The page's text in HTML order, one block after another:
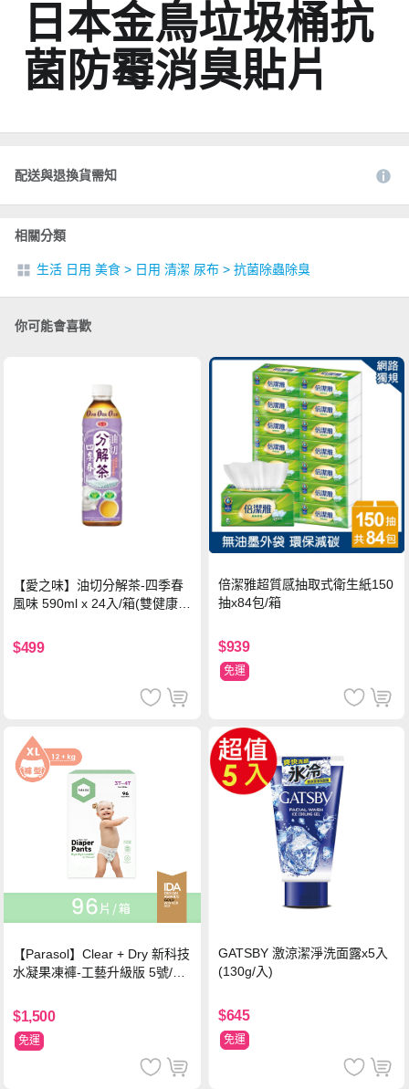
日本金鳥垃圾桶抗
菌防霉消臭貼片
配送與退換貨需知
相關分類
生活 日用 美食 > 日用 清潔 尿布 > 抗菌除蟲除臭
你可能會喜歡
【愛之味】油切分解茶-四季春
風味 590ml x 24入/箱(雙健康認
$499
倍潔雅超質感抽取式衛生紙150
抽x84包/箱
$939
免運
【Parasol】Clear + Dry 新科技
水凝果凍褲-工藝升級版 5號/XL
$1,500
免運
GATSBY 激涼潔淨洗面露x5入
(130g/入)
$645
免運